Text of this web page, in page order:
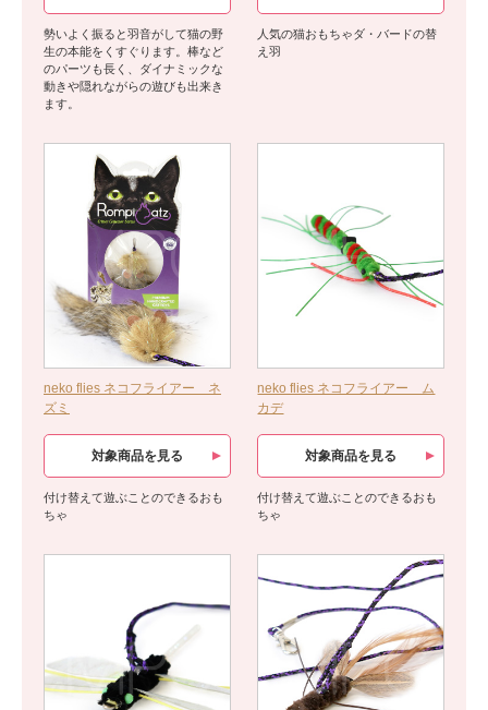
勢いよく振ると羽音がして猫の野
生の本能をくすぐります。棒など
のパーツも長く、ダイナミックな
動きや隠れながらの遊びも出来き
ます。
人気の猫おもちゃダ・バードの替
え羽
neko flies ネコフライアー ネ
ズミ
対象商品を見る
付け替えて遊ぶことのできるおも
ちゃ
neko flies ネコフライアー ム
カデ
対象商品を見る
付け替えて遊ぶことのできるおも
ちゃ